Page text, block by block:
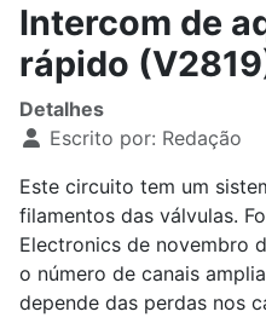
Intercom de
rápido
Detalhes
Escrito por: Redação
Este circuito tem um
filamentos das válvulas.
Electronics de novembro
o número de canais
depende das perdas nos